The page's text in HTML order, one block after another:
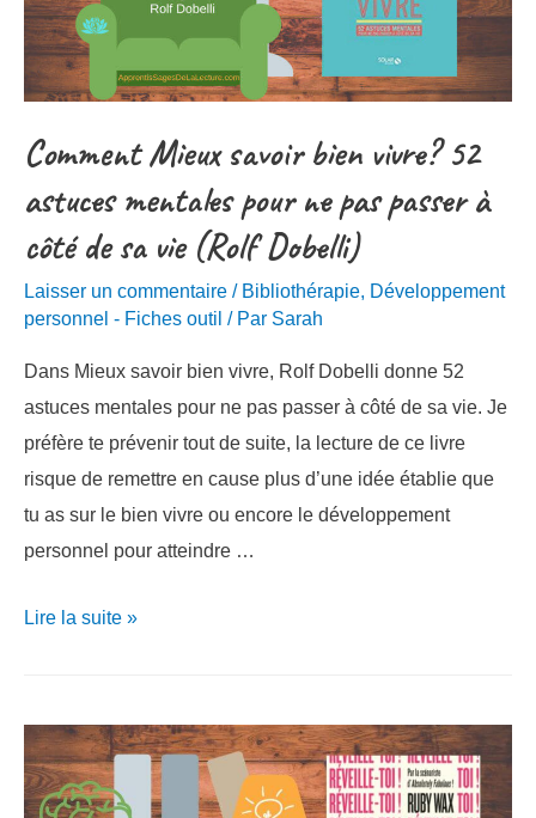
Comment Mieux savoir bien vivre? 52
astuces mentales pour ne pas passer à
côté de sa vie (Rolf Dobelli)
Laisser un commentaire / Bibliothérapie, Développement
personnel - Fiches outil / Par Sarah
Dans Mieux savoir bien vivre, Rolf Dobelli donne 52
astuces mentales pour ne pas passer à côté de sa vie. Je
préfère te prévenir tout de suite, la lecture de ce livre
risque de remettre en cause plus d’une idée établie que
tu as sur le bien vivre ou encore le développement
personnel pour atteindre …
Comment
bien
vivre?
52
Lire la suite »